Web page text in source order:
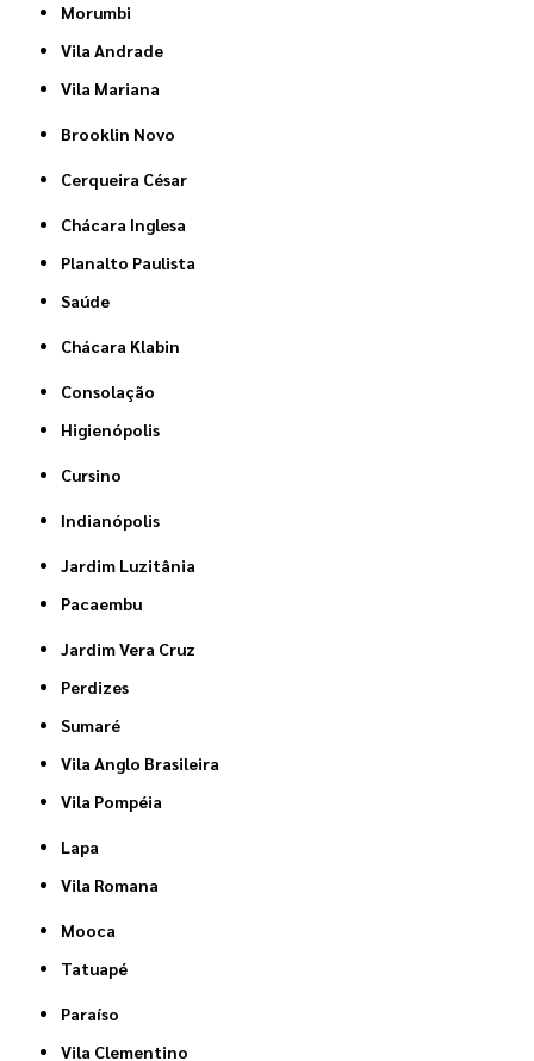
Morumbi
Vila Andrade
Vila Mariana
Brooklin Novo
Cerqueira César
Chácara Inglesa
Planalto Paulista
Saúde
Chácara Klabin
Consolação
Higienópolis
Cursino
Indianópolis
Jardim Luzitânia
Pacaembu
Jardim Vera Cruz
Perdizes
Sumaré
Vila Anglo Brasileira
Vila Pompéia
Lapa
Vila Romana
Mooca
Tatuapé
Paraíso
Vila Clementino